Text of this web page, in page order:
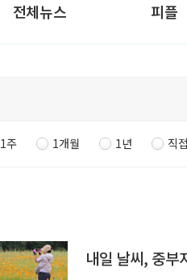
전체뉴스 피플
1주 1개월 1년 직
내일 날씨, 중부